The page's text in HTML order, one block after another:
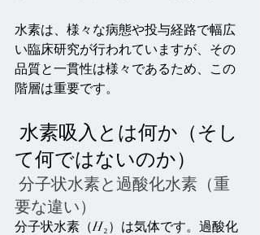
水素は、様々な病態や投与経路で幅広
い臨床研究が行われていますが、その
品質と一貫性は様々であるため、この
階層は重要です。
て何ではないのか）
要な違い）
分子状水素（H₂）は気体です。過酸化